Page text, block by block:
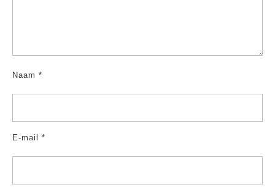
Naam *
E-mail *